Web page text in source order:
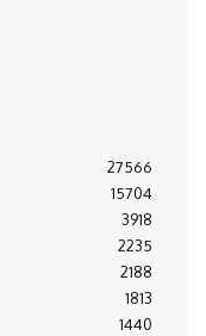
27566
15704
3918
2235
2188
1813
1440